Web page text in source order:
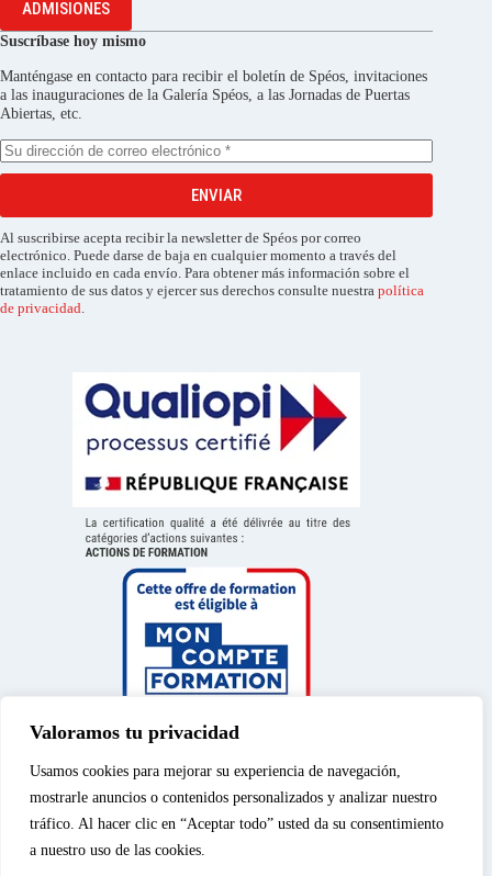
Valoramos tu privacidad
Usamos cookies para mejorar su experiencia de navegación,
mostrarle anuncios o contenidos personalizados y analizar nuestro
tráfico. Al hacer clic en “Aceptar todo” usted da su consentimiento
a nuestro uso de las cookies.
ADMISIONES
Suscríbase hoy mismo
Manténgase en contacto para recibir el boletín de Spéos, invitaciones
a las inauguraciones de la Galería Spéos, a las Jornadas de Puertas
Abiertas, etc.
ENVIAR
Al suscribirse acepta recibir la newsletter de Spéos por correo
electrónico. Puede darse de baja en cualquier momento a través del
enlace incluido en cada envío. Para obtener más información sobre el
tratamiento de sus datos y ejercer sus derechos consulte nuestra política
de privacidad.